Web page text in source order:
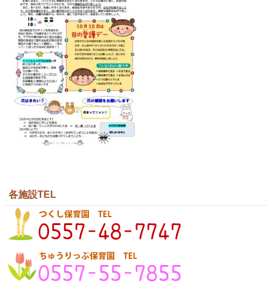
各施設TEL